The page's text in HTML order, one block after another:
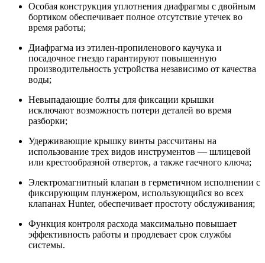
Особая конструкция уплотнения диафрагмы с двойным
бортиком обеспечивает полное отсутствие утечек во
время работы;
Диафрагма из этилен-пропиленового каучука и
посадочное гнездо гарантируют повышенную
производительность устройства независимо от качества
воды;
Невыпадающие болты для фиксации крышки
исключают возможность потери деталей во время
разборки;
Удерживающие крышку винты рассчитаны на
использование трех видов инструментов — шлицевой
или крестообразной отверток, а также гаечного ключа;
Электромагнитный клапан в герметичном исполнении с
фиксирующим плунжером, использующийся во всех
клапанах Hunter, обеспечивает простоту обслуживания;
Функция контроля расхода максимально повышает
эффективность работы и продлевает срок службы
системы.